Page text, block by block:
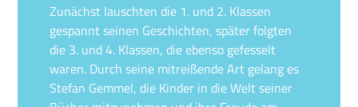
Zunächst lauschten die 1. und 2. Klassen
gespannt seinen Geschichten, später folgten
die 3. und 4. Klassen, die ebenso gefesselt
waren. Durch seine mitreißende Art gelang es
Stefan Gemmel, die Kinder in die Welt seiner